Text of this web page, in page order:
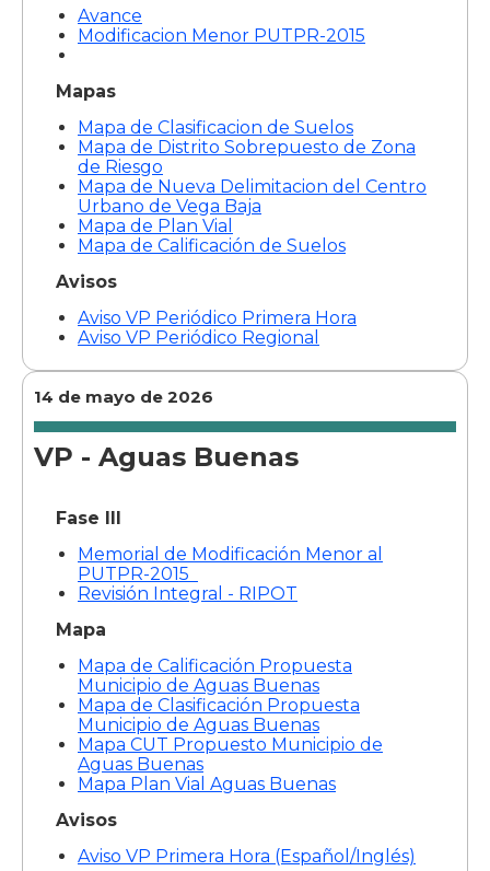
Avance
Modificacion Menor PUTPR-2015
Mapas
Mapa de Clasificacion de Suelos
Mapa de Distrito Sobrepuesto de Zona
de Riesgo
Mapa de Nueva Delimitacion del Centro
Urbano de Vega Baja
Mapa de Plan Vial
Mapa de Calificación de Suelos
Avisos
Aviso VP Periódico Primera Hora
Aviso VP Periódico Regional
14 de mayo de 2026
VP - Aguas Buenas
Fase III
Memorial de Modificación Menor al
PUTPR-2015
Revisión Integral - RIPOT
Mapa
Mapa de Calificación Propuesta
Municipio de Aguas Buenas
Mapa de Clasificación Propuesta
Municipio de Aguas Buenas
Mapa CUT Propuesto Municipio de
Aguas Buenas
Mapa Plan Vial Aguas Buenas
Avisos
Aviso VP Primera Hora (Español/Inglés)